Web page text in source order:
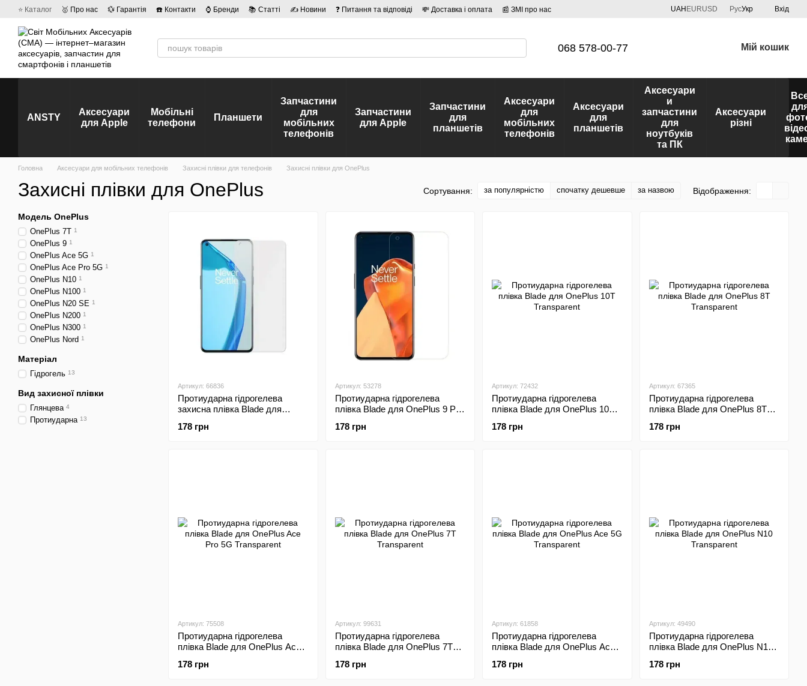
Перейти до основного контенту
⭐ Каталог 🥇 Про нас 💱 Гарантія ☎️ Контакти ⌚ Бренди 📚 Статті ✍ Новини ❓ Питання та відповіді 💸 Доставка і оплата
📰 ЗМІ про нас
UAH EURUSD РусУкр Вхід
068 578-00-77 Мій кошик
ANSTY
Аксесуари
для Apple
Мобільні
телефони
Планшети
Запчастини
для
мобільних
телефонів
Запчастини
для Apple
Запчастини
для
планшетів
Аксесуари
для
мобільних
телефонів
Аксесуари
для
планшетів
Аксесуари
и
запчастини
для
ноутбуків
та ПК
Аксесуари
різні
Головна Аксесуари для мобільних телефонів Захисні плівки для телефонів Захисні плівки для OnePlus
Захисні плівки для OnePlus Сортування: за популярністю спочатку дешевше за назвою Відображення:
Артикул: 66836
Протиударна гідрогелева
захисна плівка Blade для
178 грн
Артикул: 53278
Протиударна гідрогелева
плівка Blade для OnePlus 9 Pro
178 грн
Артикул: 72432
Протиударна гідрогелева
плівка Blade для OnePlus 10T
178 грн
Артикул: 67365
Протиударна гідрогелева
плівка Blade для OnePlus 8T
178 грн
Артикул: 75508
Протиударна гідрогелева
плівка Blade для OnePlus Ace
178 грн
Артикул: 99631
Протиударна гідрогелева
плівка Blade для OnePlus 7T
178 грн
Артикул: 61858
Протиударна гідрогелева
плівка Blade для OnePlus Ace
178 грн
Артикул: 49490
Протиударна гідрогелева
плівка Blade для OnePlus N10
178 грн
Модель OnePlus
OnePlus 7T 1
OnePlus 9 1
OnePlus Ace 5G 1
OnePlus Ace Pro 5G 1
OnePlus N10 1
OnePlus N100 1
OnePlus N20 SE 1
OnePlus N200 1
OnePlus N300 1
OnePlus Nord 1
Матеріал
Гідрогель 13
Вид захисної плівки
Глянцева 4
Протиударна 13